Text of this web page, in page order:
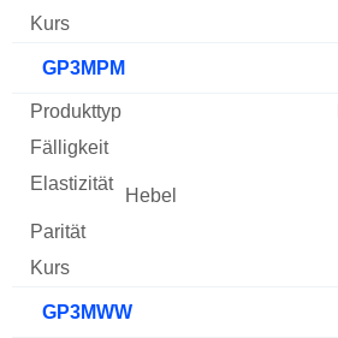
GP3MPM
GP3MWW